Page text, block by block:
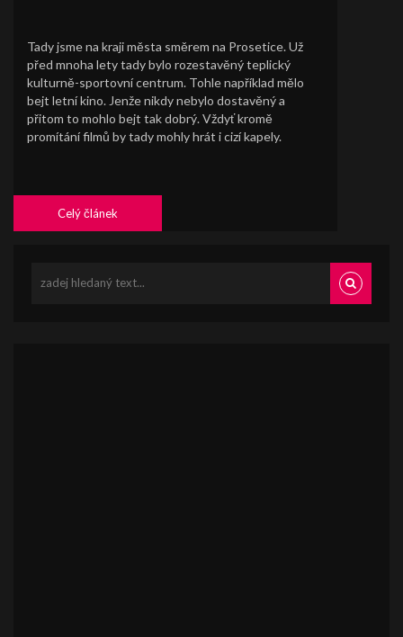
Tady jsme na kraji města směrem na Prosetice. Už
před mnoha lety tady bylo rozestavěný teplický
kulturně-sportovní centrum. Tohle například mělo
bejt letní kino. Jenže nikdy nebylo dostavěný a
přitom to mohlo bejt tak dobrý. Vždyť kromě
promítání filmů by tady mohly hrát i cizí kapely.
Celý článek